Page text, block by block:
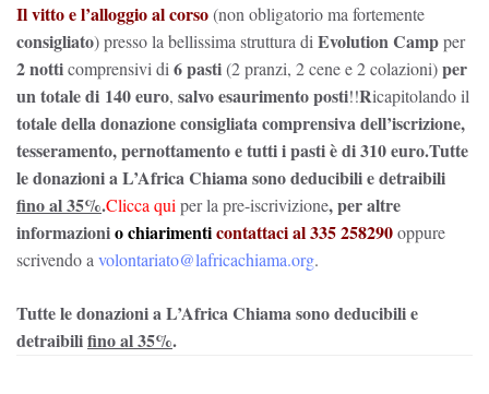
Il vitto e l’alloggio al corso(non obligatorio ma fortemente
consigliato) presso la bellissima struttura di Evolution Campper
2 notticomprensivi di 6 pasti(2 pranzi, 2 cene e 2 colazioni)per
un totale di 140 euro, salvo esaurimento posti!!Ricapitolando il
totale della donazione consigliata comprensiva dell’iscrizione,
tesseramento, pernottamento e tutti i pasti è di 310 euro.Tutte
le donazioni a L’Africa Chiama sono deducibili e detraibili
fino al 35%.Clicca qui per la pre-iscrivizione, per altre
informazionio chiarimenticontattaci al 335 258290oppure
scrivendo a volontariato@lafricachiama.org.
Tutte le donazioni a L’Africa Chiama sono deducibili e
detraibilifino al 35%.